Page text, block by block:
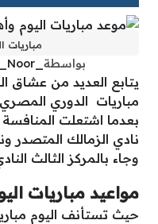
مباريات
بواسطة _Noor_
يتابع العديد من عشاق
مباريات الدوري
بعدما اشتعلت
نادي الزمالك المتصدر
وجاء بالمركز الثالث
مواعيد مباريات
حيث تستأنف اليوم